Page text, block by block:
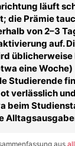
läuft
die Prämie
von 2–3
auf.
üblicherweise
eine Woche)
Studierende
verlässlich und
beim
aus